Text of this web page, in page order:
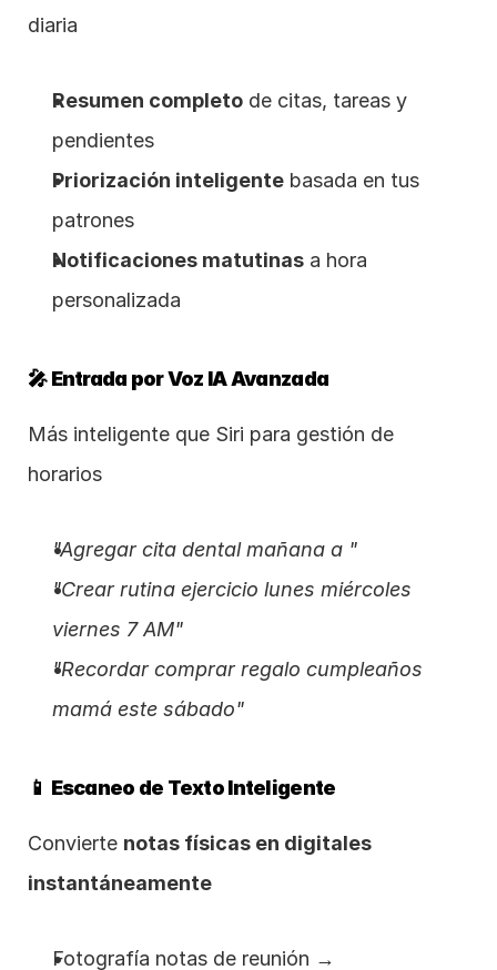
diaria
Resumen completo de citas, tareas y
pendientes
Priorización inteligente basada en tus
patrones
Notificaciones matutinas a hora
personalizada
🎤 Entrada por Voz IA Avanzada
Más inteligente que Siri para gestión de
horarios
"Agregar cita dental mañana a "
"Crear rutina ejercicio lunes miércoles
viernes 7 AM"
"Recordar comprar regalo cumpleaños
mamá este sábado"
📱 Escaneo de Texto Inteligente
Convierte notas físicas en digitales
instantáneamente